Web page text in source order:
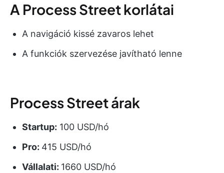
A Process Street korlátai
A navigáció kissé zavaros lehet
A funkciók szervezése javítható lenne
Process Street árak
Startup: 100 USD/hó
Pro: 415 USD/hó
Vállalati: 1660 USD/hó